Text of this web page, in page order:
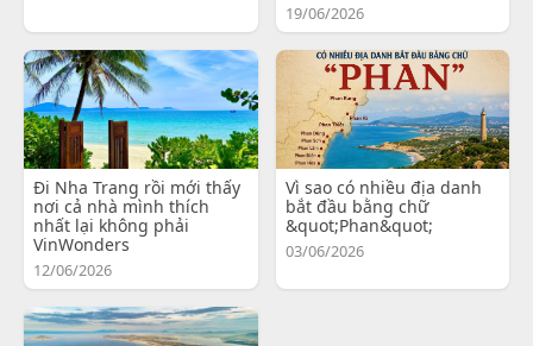
19/06/2026
Đi Nha Trang rồi mới thấy
nơi cả nhà mình thích
nhất lại không phải
VinWonders
12/06/2026
Vì sao có nhiều địa danh
bắt đầu bằng chữ
&quot;Phan&quot;
03/06/2026